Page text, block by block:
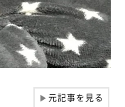
▶元記事を見る